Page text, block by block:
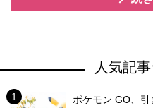
人気記
ポケモン GO、